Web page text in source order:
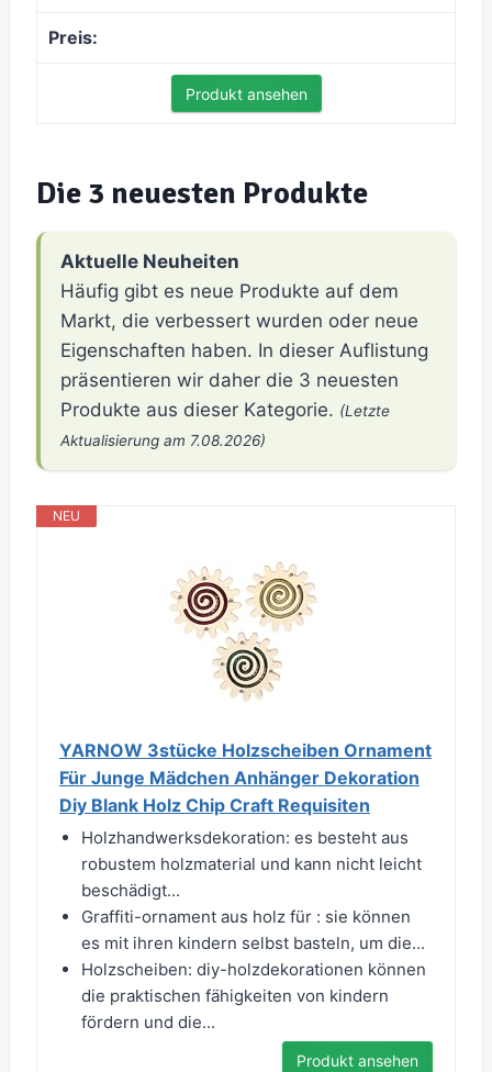
Produkt ansehen
Die 3 neuesten Produkte
Aktuelle Neuheiten
Häufig gibt es neue Produkte auf dem
Markt, die verbessert wurden oder neue
Eigenschaften haben. In dieser Auflistung
präsentieren wir daher die 3 neuesten
Produkte aus dieser Kategorie. (Letzte
Aktualisierung am 7.08.2026)
NEU
YARNOW 3stücke Holzscheiben Ornament
Für Junge Mädchen Anhänger Dekoration
Diy Blank Holz Chip Craft Requisiten
Holzhandwerksdekoration: es besteht aus
robustem holzmaterial und kann nicht leicht
beschädigt...
Graffiti-ornament aus holz für : sie können
es mit ihren kindern selbst basteln, um die...
Holzscheiben: diy-holzdekorationen können
die praktischen fähigkeiten von kindern
fördern und die...
Produkt ansehen